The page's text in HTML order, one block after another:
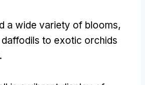
a wide variety of blooms,
to exotic orchids
.